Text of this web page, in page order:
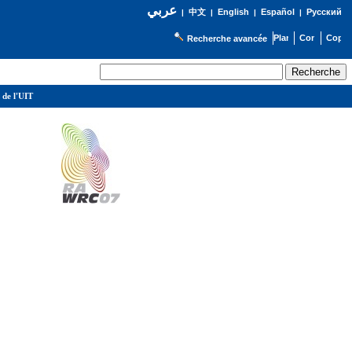
عربي| 中文| English | Español | Русский
Recherche avancée
de l'UIT